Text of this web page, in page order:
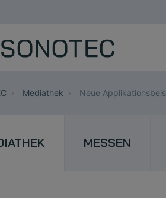
Mediathek Neue
MESSEN